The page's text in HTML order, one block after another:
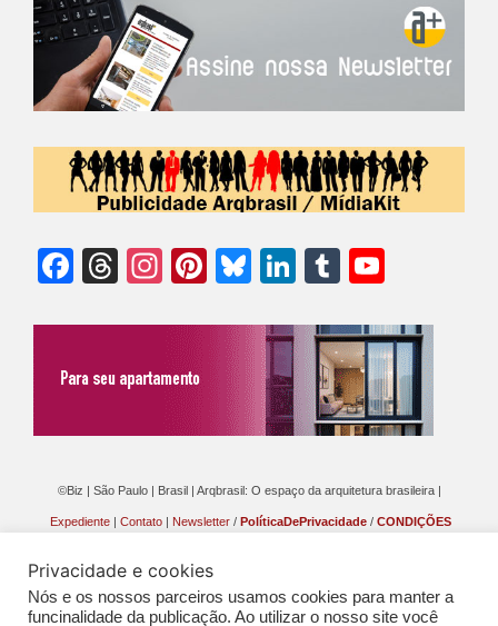
Facebook
Threads
Instagram
Pinterest
Bluesky
LinkedIn
Tumblr
©Biz | São Paulo | Brasil | Arqbrasil: O espaço da arquitetura brasileira |
Expediente | Contato | Newsletter / PolíticaDePrivacidade / CONDIÇÕES
Privacidade e cookies
Nós e os nossos parceiros usamos cookies para manter a
funcinalidade da publicação. Ao utilizar o nosso site você